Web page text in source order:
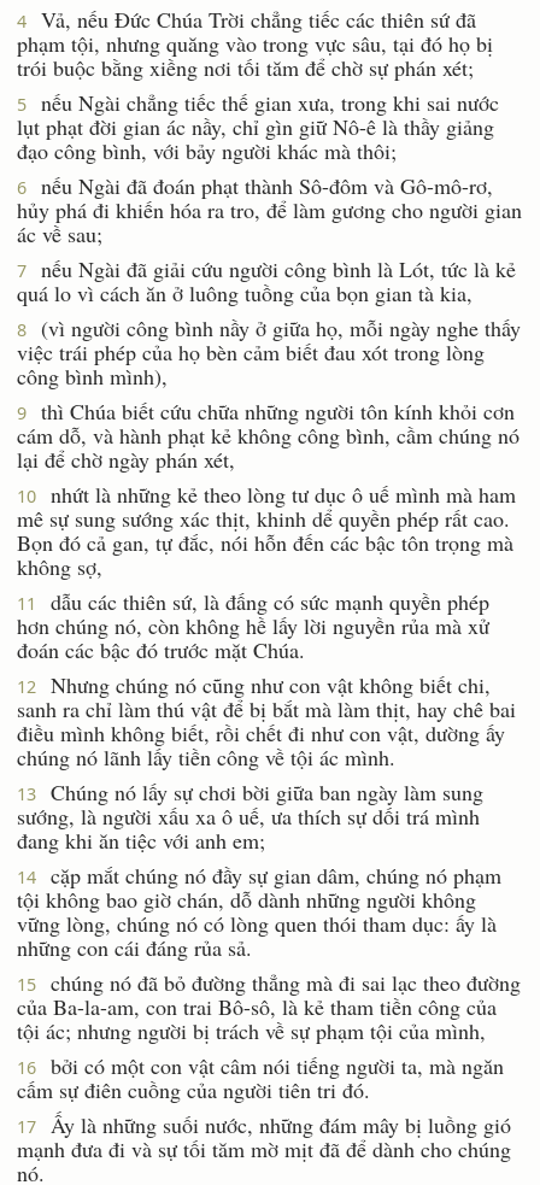
4
Vả, nếu Ðức Chúa Trời chẳng tiếc các thiên sứ đã
phạm tội, nhưng quăng vào trong vực sâu, tại đó họ bị
trói buộc bằng xiềng nơi tối tăm để chờ sự phán xét;
5
nếu Ngài chẳng tiếc thế gian xưa, trong khi sai nước
lụt phạt đời gian ác nầy, chỉ gìn giữ Nô-ê là thầy giảng
đạo công bình, với bảy người khác mà thôi;
6
nếu Ngài đã đoán phạt thành Sô-đôm và Gô-mô-rơ,
hủy phá đi khiến hóa ra tro, để làm gương cho người gian
ác về sau;
7
nếu Ngài đã giải cứu người công bình là Lót, tức là kẻ
quá lo vì cách ăn ở luông tuồng của bọn gian tà kia,
8
(vì người công bình nầy ở giữa họ, mỗi ngày nghe thấy
việc trái phép của họ bèn cảm biết đau xót trong lòng
công bình mình),
9
thì Chúa biết cứu chữa những người tôn kính khỏi cơn
cám dỗ, và hành phạt kẻ không công bình, cầm chúng nó
lại để chờ ngày phán xét,
10
nhứt là những kẻ theo lòng tư dục ô uế mình mà ham
mê sự sung sướng xác thịt, khinh dể quyền phép rất cao.
Bọn đó cả gan, tự đắc, nói hỗn đến các bậc tôn trọng mà
không sợ,
11
dẫu các thiên sứ, là đấng có sức mạnh quyền phép
hơn chúng nó, còn không hề lấy lời nguyền rủa mà xử
đoán các bậc đó trước mặt Chúa.
12
Nhưng chúng nó cũng như con vật không biết chi,
sanh ra chỉ làm thú vật để bị bắt mà làm thịt, hay chê bai
điều mình không biết, rồi chết đi như con vật, dường ấy
chúng nó lãnh lấy tiền công về tội ác mình.
13
Chúng nó lấy sự chơi bời giữa ban ngày làm sung
sướng, là người xấu xa ô uế, ưa thích sự dối trá mình
đang khi ăn tiệc với anh em;
14
cặp mắt chúng nó đầy sự gian dâm, chúng nó phạm
tội không bao giờ chán, dỗ dành những người không
vững lòng, chúng nó có lòng quen thói tham dục: ấy là
những con cái đáng rủa sả.
15
chúng nó đã bỏ đường thẳng mà đi sai lạc theo đường
của Ba-la-am, con trai Bô-sô, là kẻ tham tiền công của
tội ác; nhưng người bị trách về sự phạm tội của mình,
16
bởi có một con vật câm nói tiếng người ta, mà ngăn
cấm sự điên cuồng của người tiên tri đó.
17
Ấy là những suối nước, những đám mây bị luồng gió
mạnh đưa đi và sự tối tăm mờ mịt đã để dành cho chúng
nó.